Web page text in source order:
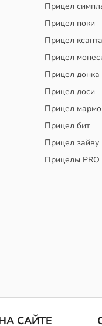
Прицел
Прицел поки
Прицел
Прицел
Прицел донка
Прицел доси
Прицел
Прицел бит
Прицел зайву
Прицелы PRO
САЙТЕ